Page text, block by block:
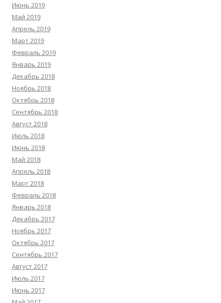
Июнь 2019
Май 2019
Апрель 2019
Март 2019
Февраль 2019
Январь 2019
Декабрь 2018
Ноябрь 2018
Октябрь 2018
Сентябрь 2018
Август 2018
Июль 2018
Июнь 2018
Май 2018
Апрель 2018
Март 2018
Февраль 2018
Январь 2018
Декабрь 2017
Ноябрь 2017
Октябрь 2017
Сентябрь 2017
Август 2017
Июль 2017
Июнь 2017